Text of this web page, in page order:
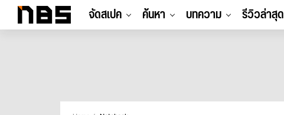
จัดสเปค ค้นหา บทความ รีวิวล่าสุด